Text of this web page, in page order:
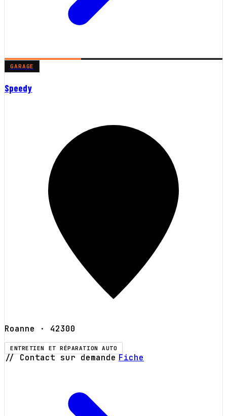
GARAGE
Speedy
Roanne · 42300
ENTRETIEN ET RÉPARATION AUTO
// Contact sur demande Fiche